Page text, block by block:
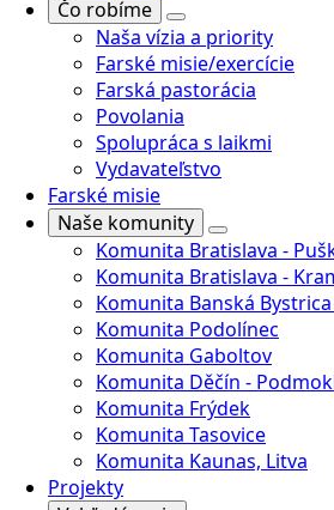
Čo robíme
Naša vízia a priority
Farské misie/exercície
Farská pastorácia
Povolania
Spolupráca s laikmi
Vydavateľstvo
Farské misie
Naše komunity
Komunita Bratislava -
Komunita Bratislava -
Komunita Banská Bystrica
Komunita Podolínec
Komunita Gaboltov
Komunita Děčín -
Komunita Frýdek
Komunita Tasovice
Komunita Kaunas, Litva
Projekty